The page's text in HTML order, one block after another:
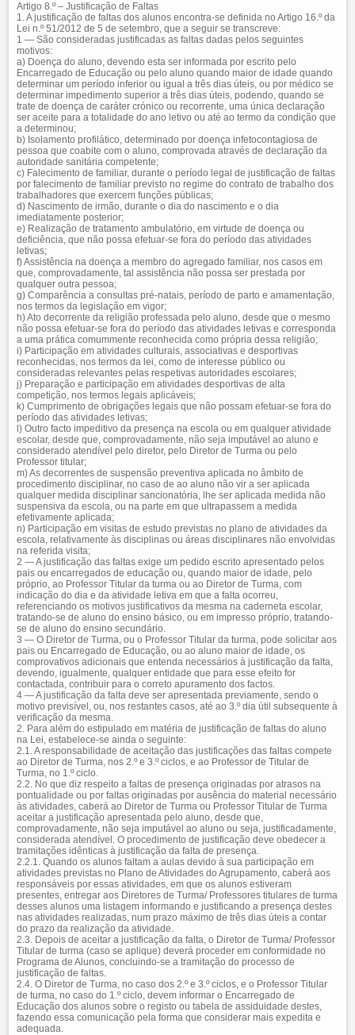
Artigo 8.º – Justificação de Faltas
1. A justificação de faltas dos alunos encontra-se definida no Artigo 16.º da
Lei n.º 51/2012 de 5 de setembro, que a seguir se transcreve:
1 — São consideradas justificadas as faltas dadas pelos seguintes
motivos:
a) Doença do aluno, devendo esta ser informada por escrito pelo
Encarregado de Educação ou pelo aluno quando maior de idade quando
determinar um período inferior ou igual a três dias úteis, ou por médico se
determinar impedimento superior a três dias úteis, podendo, quando se
trate de doença de caráter crónico ou recorrente, uma única declaração
ser aceite para a totalidade do ano letivo ou até ao termo da condição que
a determinou;
b) Isolamento profilático, determinado por doença infetocontagiosa de
pessoa que coabite com o aluno, comprovada através de declaração da
autoridade sanitária competente;
c) Falecimento de familiar, durante o período legal de justificação de faltas
por falecimento de familiar previsto no regime do contrato de trabalho dos
trabalhadores que exercem funções públicas;
d) Nascimento de irmão, durante o dia do nascimento e o dia
imediatamente posterior;
e) Realização de tratamento ambulatório, em virtude de doença ou
deficiência, que não possa efetuar-se fora do período das atividades
letivas;
f) Assistência na doença a membro do agregado familiar, nos casos em
que, comprovadamente, tal assistência não possa ser prestada por
qualquer outra pessoa;
g) Comparência a consultas pré-natais, período de parto e amamentação,
nos termos da legislação em vigor;
h) Ato decorrente da religião professada pelo aluno, desde que o mesmo
não possa efetuar-se fora do período das atividades letivas e corresponda
a uma prática comummente reconhecida como própria dessa religião;
i) Participação em atividades culturais, associativas e desportivas
reconhecidas, nos termos da lei, como de interesse público ou
consideradas relevantes pelas respetivas autoridades escolares;
j) Preparação e participação em atividades desportivas de alta
competição, nos termos legais aplicáveis;
k) Cumprimento de obrigações legais que não possam efetuar-se fora do
período das atividades letivas;
l) Outro facto impeditivo da presença na escola ou em qualquer atividade
escolar, desde que, comprovadamente, não seja imputável ao aluno e
considerado atendível pelo diretor, pelo Diretor de Turma ou pelo
Professor titular;
m) As decorrentes de suspensão preventiva aplicada no âmbito de
procedimento disciplinar, no caso de ao aluno não vir a ser aplicada
qualquer medida disciplinar sancionatória, lhe ser aplicada medida não
suspensiva da escola, ou na parte em que ultrapassem a medida
efetivamente aplicada;
n) Participação em visitas de estudo previstas no plano de atividades da
escola, relativamente às disciplinas ou áreas disciplinares não envolvidas
na referida visita;
2 — A justificação das faltas exige um pedido escrito apresentado pelos
pais ou encarregados de educação ou, quando maior de idade, pelo
próprio, ao Professor Titular da turma ou ao Diretor de Turma, com
indicação do dia e da atividade letiva em que a falta ocorreu,
referenciando os motivos justificativos da mesma na caderneta escolar,
tratando-se de aluno do ensino básico, ou em impresso próprio, tratando-
se de aluno do ensino secundário.
3 — O Diretor de Turma, ou o Professor Titular da turma, pode solicitar aos
pais ou Encarregado de Educação, ou ao aluno maior de idade, os
comprovativos adicionais que entenda necessários à justificação da falta,
devendo, igualmente, qualquer entidade que para esse efeito for
contactada, contribuir para o correto apuramento dos factos.
4 — A justificação da falta deve ser apresentada previamente, sendo o
motivo previsível, ou, nos restantes casos, até ao 3.º dia útil subsequente à
verificação da mesma.
2. Para além do estipulado em matéria de justificação de faltas do aluno
na Lei, estabelece-se ainda o seguinte:
2.1. A responsabilidade de aceitação das justificações das faltas compete
ao Diretor de Turma, nos 2.º e 3.º ciclos, e ao Professor de Titular de
Turma, no 1.º ciclo.
2.2. No que diz respeito a faltas de presença originadas por atrasos na
pontualidade ou por faltas originadas por ausência do material necessário
às atividades, caberá ao Diretor de Turma ou Professor Titular de Turma
aceitar a justificação apresentada pelo aluno, desde que,
comprovadamente, não seja imputável ao aluno ou seja, justificadamente,
considerada atendível. O procedimento de justificação deve obedecer a
tramitações idênticas à justificação da falta de presença.
2.2.1. Quando os alunos faltam a aulas devido à sua participação em
atividades previstas no Plano de Atividades do Agrupamento, caberá aos
responsáveis por essas atividades, em que os alunos estiveram
presentes, entregar aos Diretores de Turma/ Professores titulares de turma
desses alunos uma listagem informando e justificando a presença destes
nas atividades realizadas, num prazo máximo de três dias úteis a contar
do prazo da realização da atividade.
2.3. Depois de aceitar a justificação da falta, o Diretor de Turma/ Professor
Titular de turma (caso se aplique) deverá proceder em conformidade no
Programa de Alunos, concluindo-se a tramitação do processo de
justificação de faltas.
2.4. O Diretor de Turma, no caso dos 2.º e 3.º ciclos, e o Professor Titular
de turma, no caso do 1.º ciclo, devem informar o Encarregado de
Educação dos alunos sobre o registo ou tabela de assiduidade destes,
fazendo essa comunicação pela forma que considerar mais expedita e
adequada.